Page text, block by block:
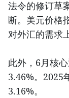
法令的修订草
断。美元价格
对外汇的需求
此外，6月核
3.46%。2025
3.16%。